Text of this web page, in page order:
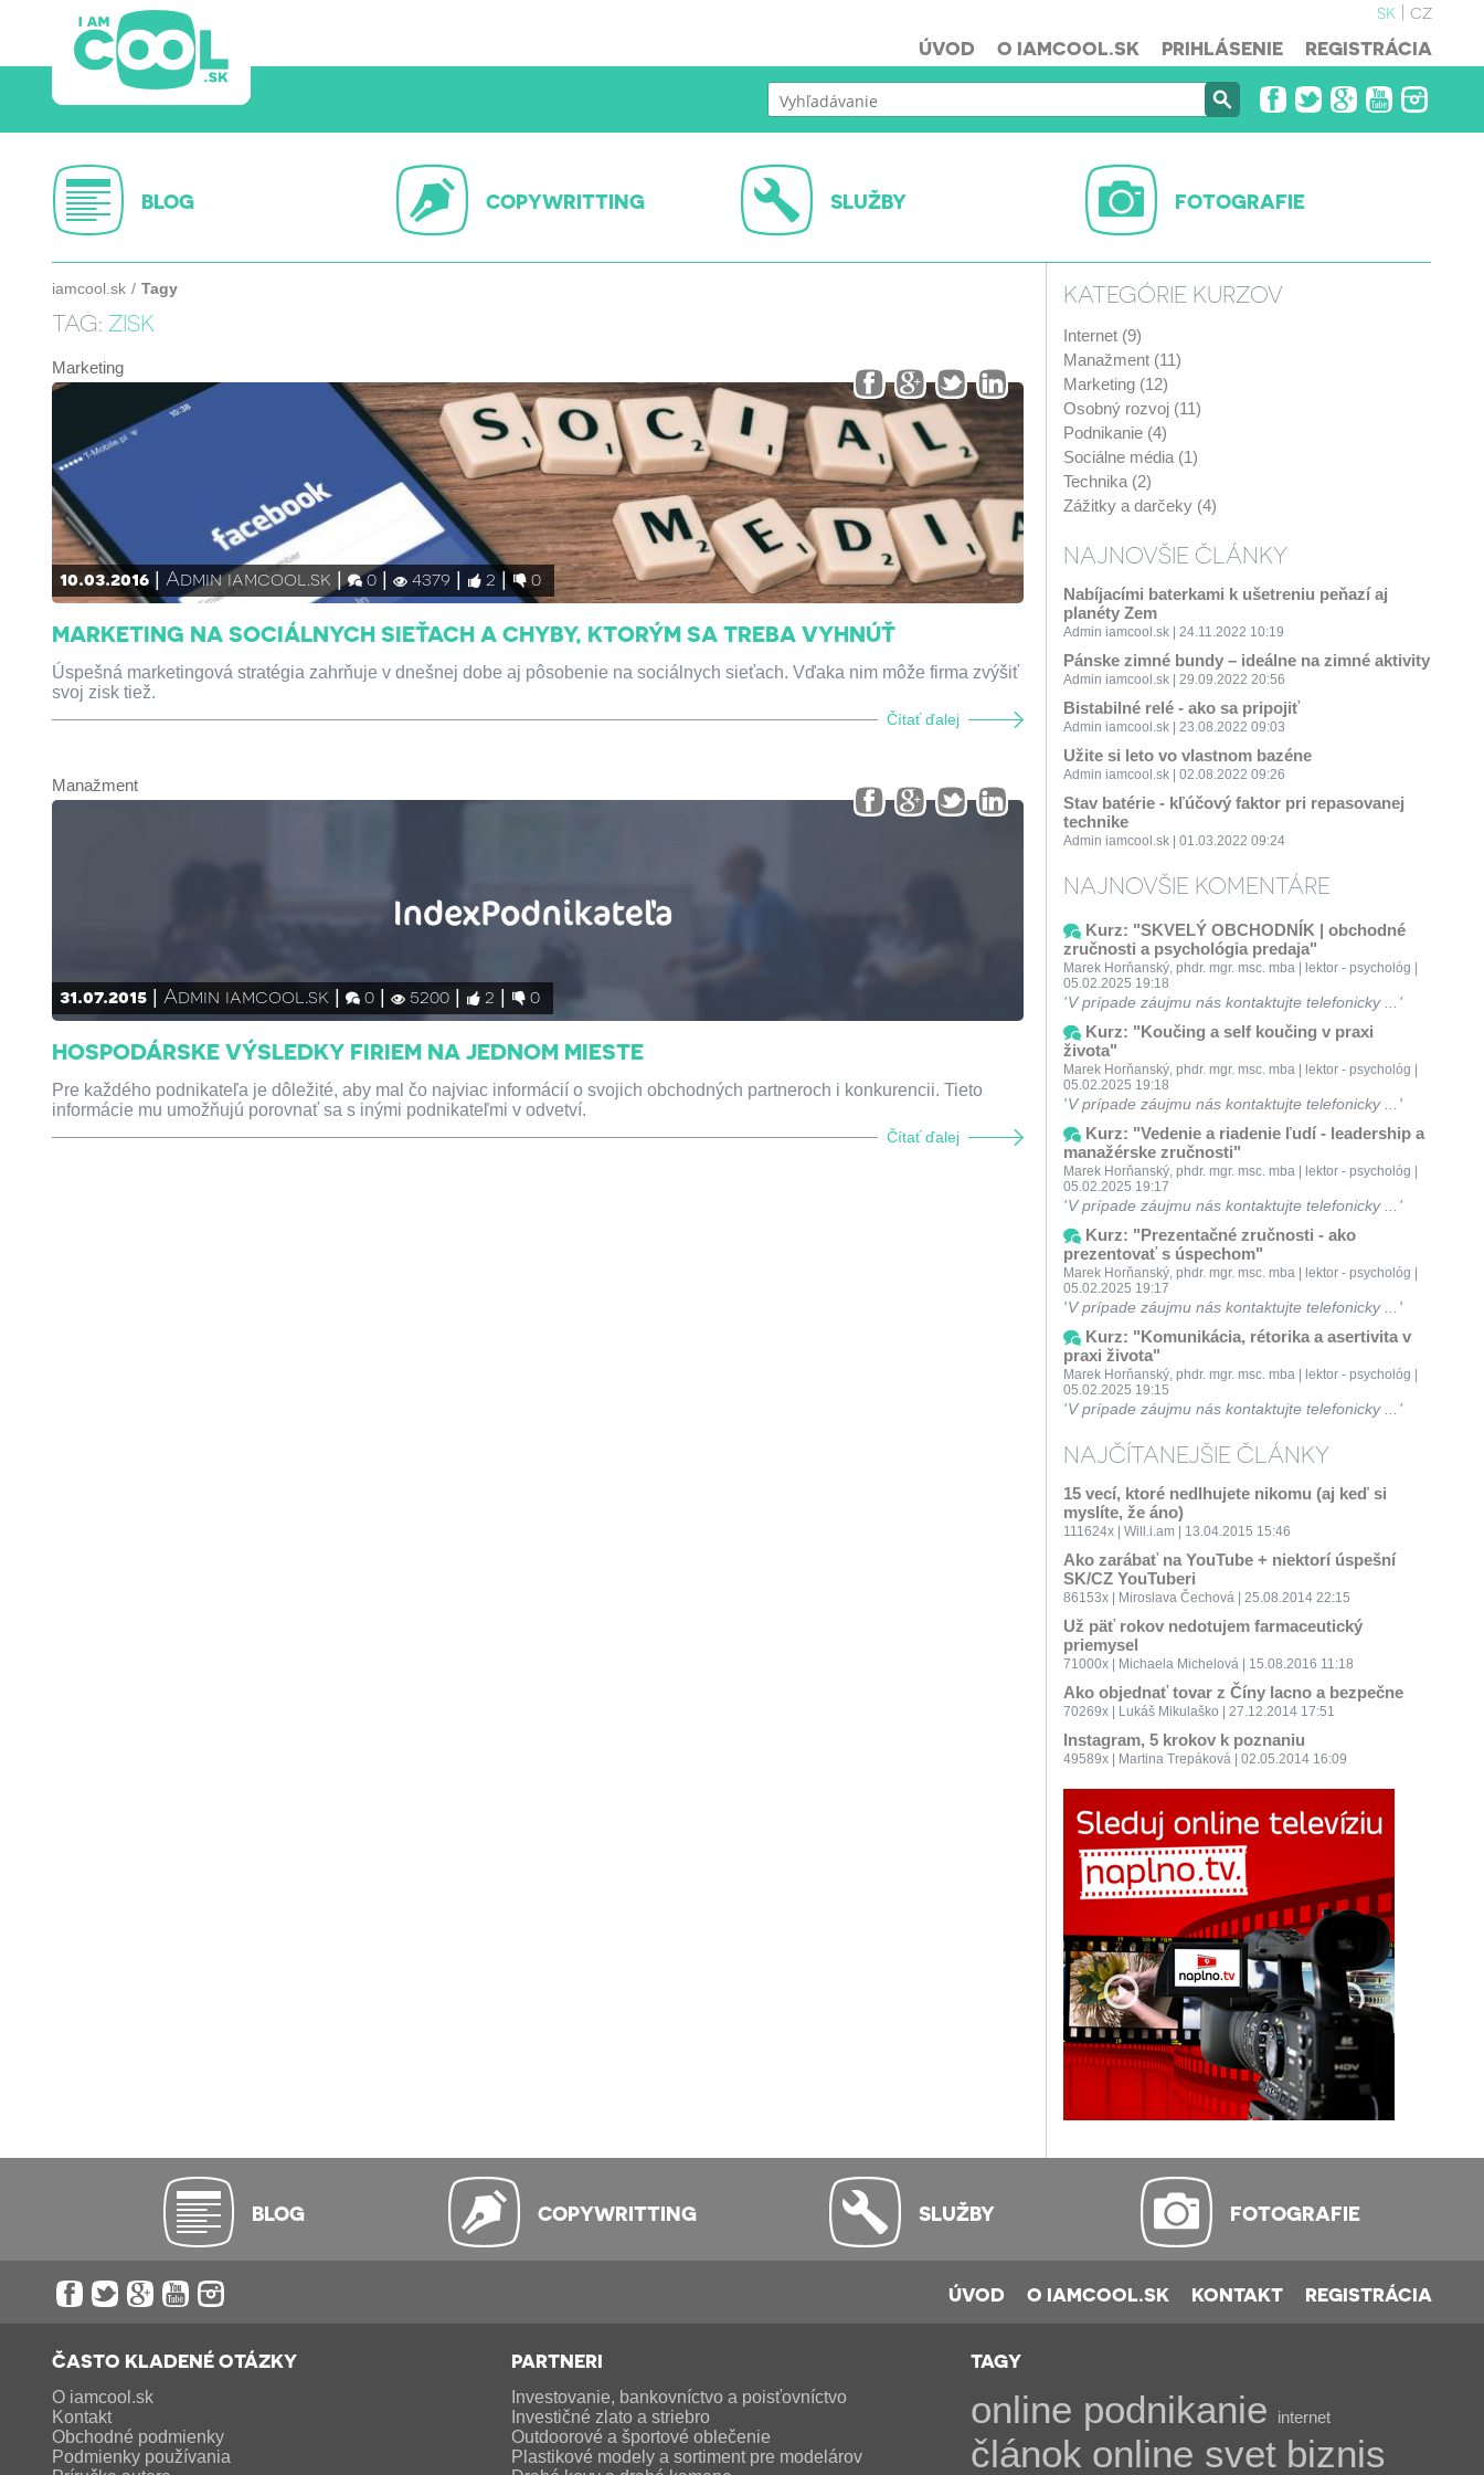
sk
cz
ÚVOD
O IAMCOOL.SK PRIHLÁSENIE REGISTRÁCIA
BLOG COPYWRITTING SLUŽBY FOTOGRAFIE
iamcool.sk Tagy
TAG: ZISK
Marketing
10.03.2016 Admin iamcool.sk 0 4379 2 0
MARKETING NA SOCIÁLNYCH SIEŤACH A CHYBY, KTORÝM SA TREBA VYHNÚŤ
Úspešná marketingová stratégia zahrňuje v dnešnej dobe aj pôsobenie na sociálnych sieťach. Vďaka nim môže firma zvýšiť
svoj zisk tiež.
Čítať ďalej
Manažment
31.07.2015 Admin iamcool.sk 0 5200 2 0
HOSPODÁRSKE VÝSLEDKY FIRIEM NA JEDNOM MIESTE
Pre každého podnikateľa je dôležité, aby mal čo najviac informácií o svojich obchodných partneroch i konkurencii. Tieto
informácie mu umožňujú porovnať sa s inými podnikateľmi v odvetví.
Čítať ďalej
KATEGÓRIE KURZOV
Internet (9)
Manažment (11)
Marketing (12)
Osobný rozvoj (11)
Podnikanie (4)
Sociálne média (1)
Technika (2)
Zážitky a darčeky (4)
NAJNOVŠIE ČLÁNKY
Nabíjacími baterkami k ušetreniu peňazí aj
planéty Zem
Admin iamcool.sk | 24.11.2022 10:19
Pánske zimné bundy – ideálne na zimné aktivity
Admin iamcool.sk | 29.09.2022 20:56
Bistabilné relé - ako sa pripojiť
Admin iamcool.sk | 23.08.2022 09:03
Užite si leto vo vlastnom bazéne
Admin iamcool.sk | 02.08.2022 09:26
Stav batérie - kľúčový faktor pri repasovanej
technike
Admin iamcool.sk | 01.03.2022 09:24
NAJNOVŠIE KOMENTÁRE
Kurz: "SKVELÝ OBCHODNÍK | obchodné
zručnosti a psychológia predaja"
Marek Horňanský, phdr. mgr. msc. mba | lektor - psychológ |
05.02.2025 19:18
V prípade záujmu nás kontaktujte telefonicky ...
Kurz: "Koučing a self koučing v praxi
života"
Marek Horňanský, phdr. mgr. msc. mba | lektor - psychológ |
05.02.2025 19:18
V prípade záujmu nás kontaktujte telefonicky ...
Kurz: "Vedenie a riadenie ľudí - leadership a
manažérske zručnosti"
Marek Horňanský, phdr. mgr. msc. mba | lektor - psychológ |
05.02.2025 19:17
V prípade záujmu nás kontaktujte telefonicky ...
Kurz: "Prezentačné zručnosti - ako
prezentovať s úspechom"
Marek Horňanský, phdr. mgr. msc. mba | lektor - psychológ |
05.02.2025 19:17
V prípade záujmu nás kontaktujte telefonicky ...
Kurz: "Komunikácia, rétorika a asertivita v
praxi života"
Marek Horňanský, phdr. mgr. msc. mba | lektor - psychológ |
05.02.2025 19:15
V prípade záujmu nás kontaktujte telefonicky ...
NAJČÍTANEJŠIE ČLÁNKY
15 vecí, ktoré nedlhujete nikomu (aj keď si
myslíte, že áno)
111624x | Will.i.am | 13.04.2015 15:46
Ako zarábať na YouTube + niektorí úspešní
SK/CZ YouTuberi
86153x | Miroslava Čechová | 25.08.2014 22:15
Už päť rokov nedotujem farmaceutický
priemysel
71000x | Michaela Michelová | 15.08.2016 11:18
Ako objednať tovar z Číny lacno a bezpečne
70269x | Lukáš Mikulaško | 27.12.2014 17:51
Instagram, 5 krokov k poznaniu
49589x | Martina Trepáková | 02.05.2014 16:09
BLOG COPYWRITTING SLUŽBY FOTOGRAFIE
ÚVOD O IAMCOOL.SK KONTAKT REGISTRÁCIA
ČASTO KLADENÉ OTÁZKY
O iamcool.sk
Kontakt
Obchodné podmienky
Podmienky používania
PARTNERI
Investovanie, bankovníctvo a poisťovníctvo
Investičné zlato a striebro
Outdoorové a športové oblečenie
Plastikové modely a sortiment pre modelárov
TAGY
online podnikanie internet
článok online svet biznis